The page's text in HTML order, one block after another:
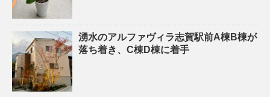
湧水のアルファヴィラ志賀駅前A棟B棟が
落ち着き、C棟D棟に着手